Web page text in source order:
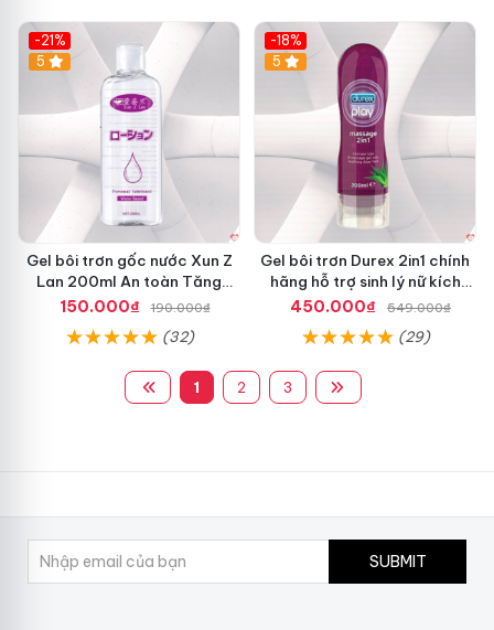
-21%
Hot
5
Gel bôi trơn gốc nước Xun Z
Lan 200ml An toàn Tăng
khoái cảm
150.000₫ 190.000₫
(32)
-18%
5
Gel bôi trơn Durex 2in1 chính
hãng hỗ trợ sinh lý nữ kích
thích
450.000₫ 549.000₫
(29)
1 2 3
SUBMIT